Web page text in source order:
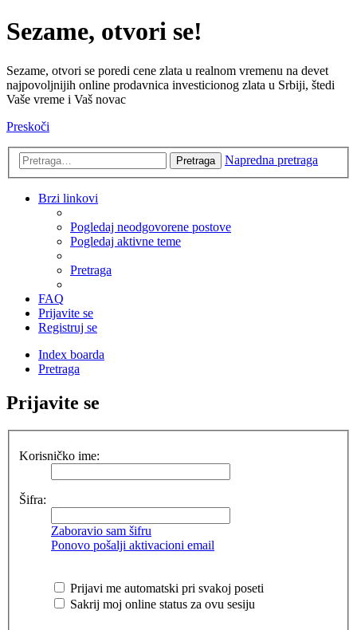
Sezame, otvori se!
Sezame, otvori se poredi cene zlata u realnom vremenu na devet
najpovoljnijih online prodavnica investicionog zlata u Srbiji, štedi
Vaše vreme i Vaš novac
Preskoči
Pretraga Napredna pretraga
Brzi linkovi
Pogledaj neodgovorene postove
Pogledaj aktivne teme
Pretraga
FAQ
Prijavite se
Registruj se
Index boarda
Pretraga
Prijavite se
Korisničko ime:
Šifra:
Zaboravio sam šifru
Ponovo pošalji aktivacioni email
Prijavi me automatski pri svakoj poseti
Sakrij moj online status za ovu sesiju